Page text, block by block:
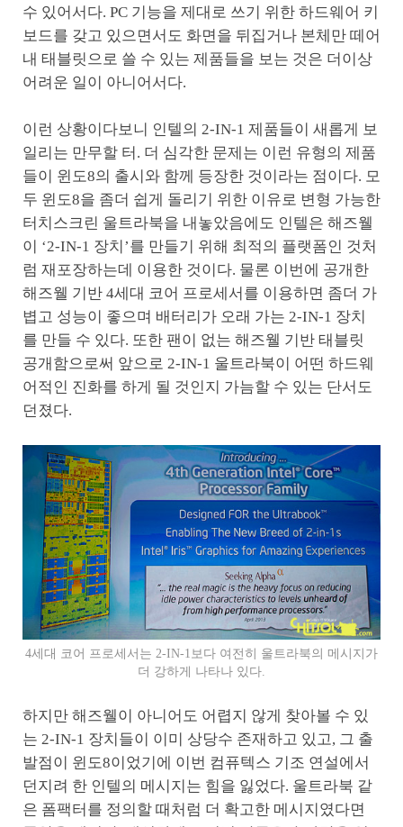
수 있어서다. PC 기능을 제대로 쓰기 위한 하드웨어 키
보드를 갖고 있으면서도 화면을 뒤집거나 본체만 떼어
내 태블릿으로 쓸 수 있는 제품들을 보는 것은 더이상
어려운 일이 아니어서다.
이런 상황이다보니 인텔의 2-IN-1 제품들이 새롭게 보
일리는 만무할 터. 더 심각한 문제는 이런 유형의 제품
들이 윈도8의 출시와 함께 등장한 것이라는 점이다. 모
두 윈도8을 좀더 쉽게 돌리기 위한 이유로 변형 가능한
터치스크린 울트라북을 내놓았음에도 인텔은 해즈웰
이 ‘2-IN-1 장치’를 만들기 위해 최적의 플랫폼인 것처
럼 재포장하는데 이용한 것이다. 물론 이번에 공개한
해즈웰 기반 4세대 코어 프로세서를 이용하면 좀더 가
볍고 성능이 좋으며 배터리가 오래 가는 2-IN-1 장치
를 만들 수 있다. 또한 팬이 없는 해즈웰 기반 태블릿
공개함으로써 앞으로 2-IN-1 울트라북이 어떤 하드웨
어적인 진화를 하게 될 것인지 가늠할 수 있는 단서도
던졌다.
4세대 코어 프로세서는 2-IN-1보다 여전히 울트라북의 메시지가
더 강하게 나타나 있다.
하지만 해즈웰이 아니어도 어렵지 않게 찾아볼 수 있
는 2-IN-1 장치들이 이미 상당수 존재하고 있고, 그 출
발점이 윈도8이었기에 이번 컴퓨텍스 기조 연설에서
던지려 한 인텔의 메시지는 힘을 잃었다. 울트라북 같
은 폼팩터를 정의할 때처럼 더 확고한 메시지였다면